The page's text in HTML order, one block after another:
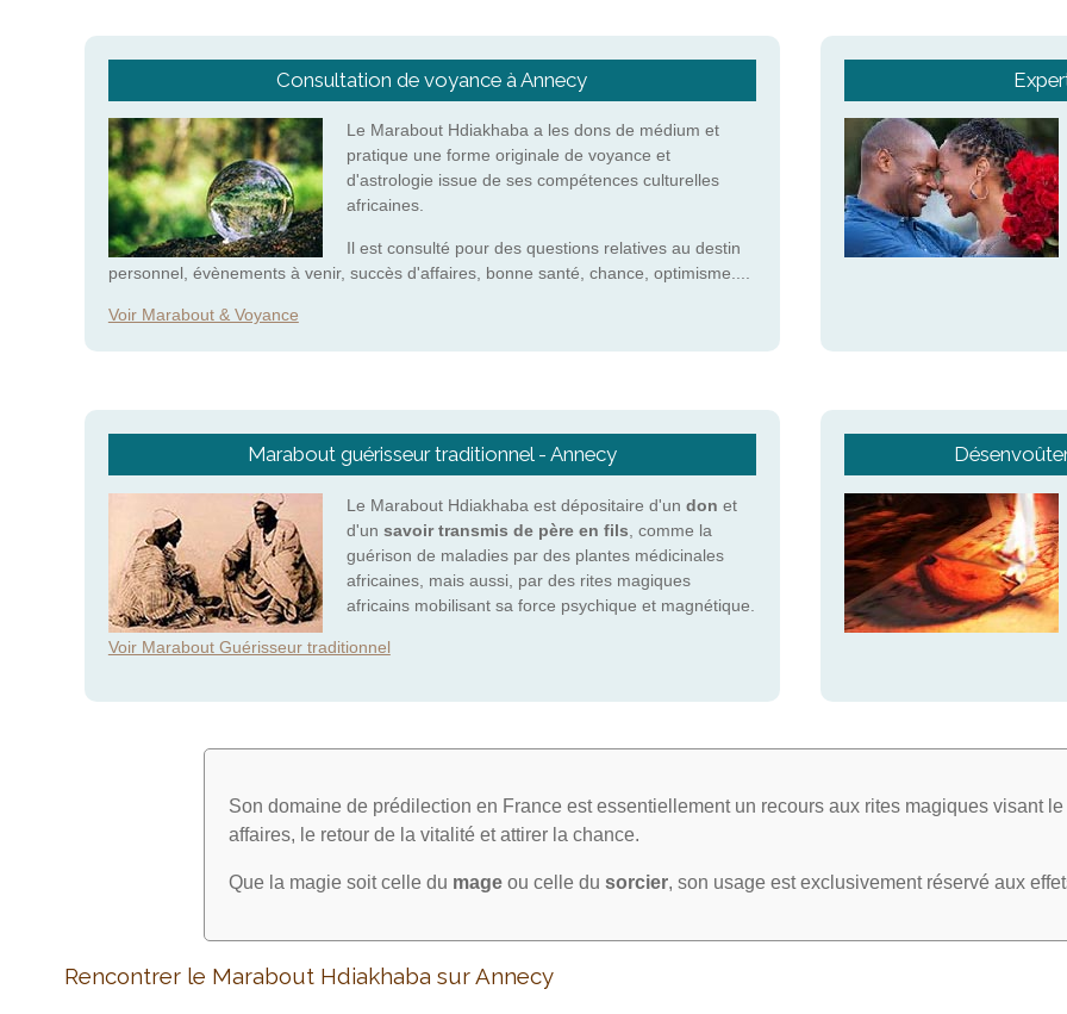
Consultation de voyance à Annecy
Le Marabout Hdiakhaba a les dons de médium et
pratique une forme originale de voyance et
d'astrologie issue de ses compétences culturelles
africaines.
Il est consulté pour des questions relatives au destin
personnel, évènements à venir, succès d'affaires, bonne santé, chance, optimisme....
Voir Marabout & Voyance
Marabout guérisseur traditionnel - Annecy
Le Marabout Hdiakhaba est dépositaire d'un don et
d'un savoir transmis de père en fils , comme la
guérison de maladies par des plantes médicinales
africaines, mais aussi, par des rites magiques
africains mobilisant sa force psychique et magnétique.
Voir Marabout Guérisseur traditionnel
Son domaine de prédilection en France est essentiellement un recours aux rites magiques visant le
affaires, le retour de la vitalité et attirer la chance.
Que la magie soit celle du mage ou celle du sorcier, son usage est exclusivement réservé aux
Rencontrer le Marabout Hdiakhaba sur Annecy